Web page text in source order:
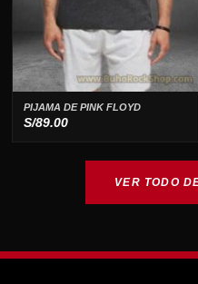
PIJAMA DE PINK FLOYD
S/89.00
VER TODO